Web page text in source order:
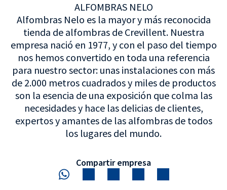
ALFOMBRAS NELO
Alfombras Nelo es la mayor y más reconocida
tienda de alfombras de Crevillent. Nuestra
empresa nació en 1977, y con el paso del tiempo
nos hemos convertido en toda una referencia
para nuestro sector: unas instalaciones con más
de 2.000 metros cuadrados y miles de productos
son la esencia de una exposición que colma las
necesidades y hace las delicias de clientes,
expertos y amantes de las alfombras de todos
los lugares del mundo.
Compartir empresa